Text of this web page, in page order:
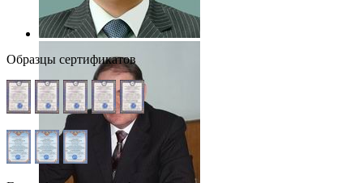
Образцы сертификатов